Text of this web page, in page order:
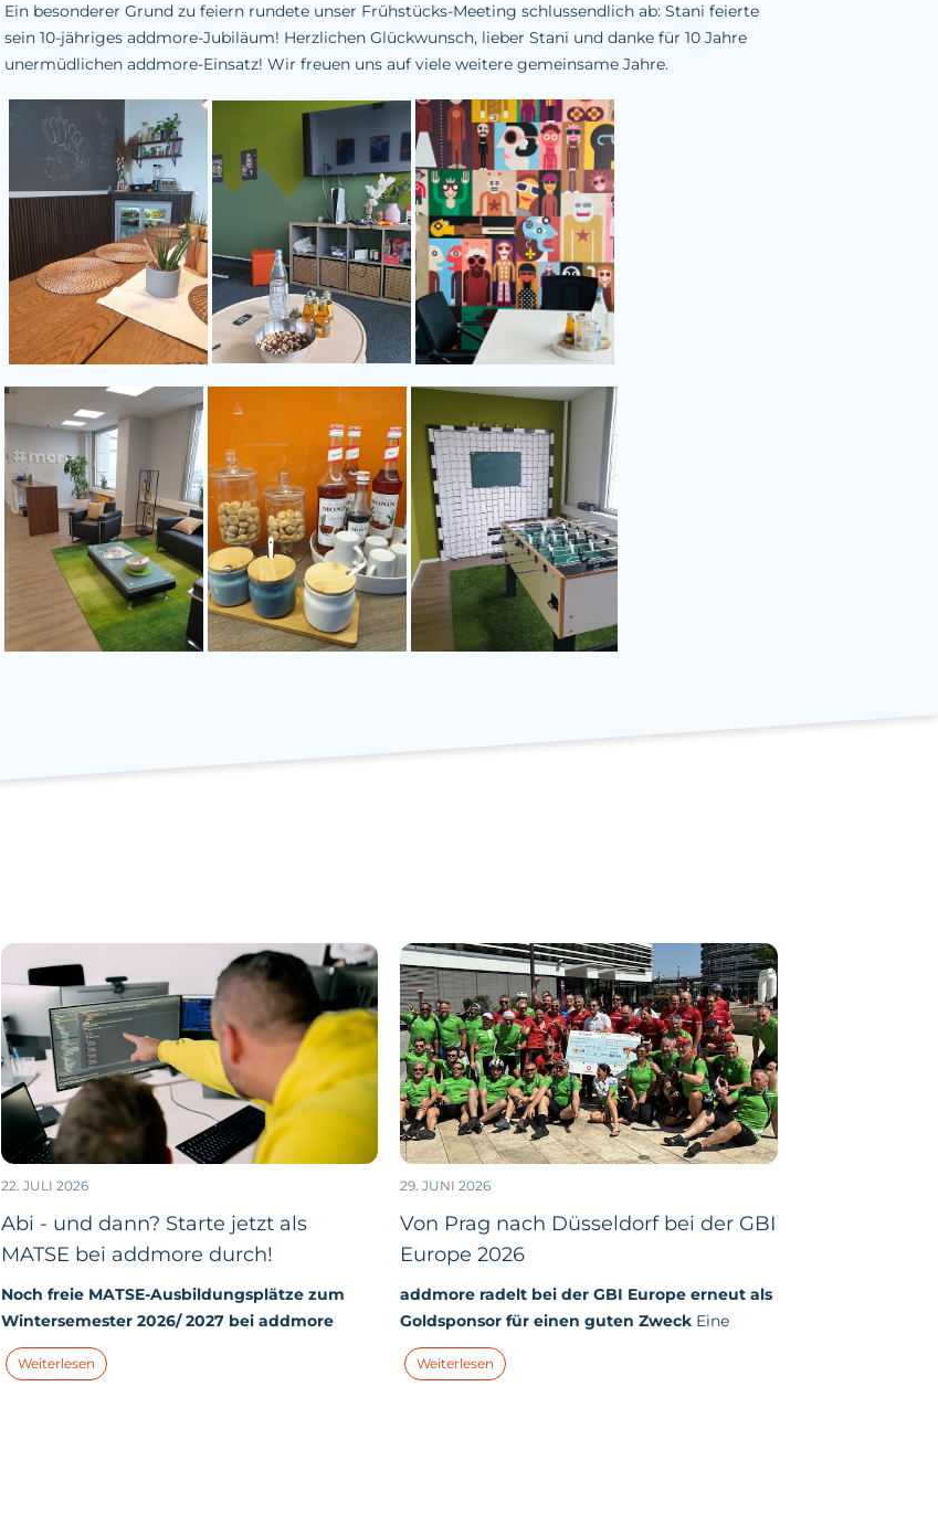
Ein besonderer Grund zu feiern rundete unser Frühstücks-Meeting schlussendlich ab: Stani feierte
sein 10-jähriges addmore-Jubiläum! Herzlichen Glückwunsch, lieber Stani und danke für 10 Jahre
unermüdlichen addmore-Einsatz! Wir freuen uns auf viele weitere gemeinsame Jahre.
22. JULI 2026
Abi - und dann? Starte jetzt als
MATSE bei addmore durch!
Noch freie MATSE-Ausbildungsplätze zum
Wintersemester 2026/ 2027 bei addmore
Jedes Jahr starten bei addmore zwei neue
MATSE (Mathematisch-technischer-
Weiterlesen
29. JUNI 2026
Von Prag nach Düsseldorf bei der GBI
Europe 2026
addmore radelt bei der GBI Europe erneut als
Goldsponsor für einen guten Zweck Eine
Wahnsinnstour mit einem starken addmore-
Team, was kein Virus klein kriegt. Von 10 Grad
Weiterlesen